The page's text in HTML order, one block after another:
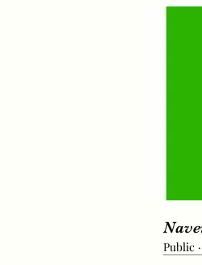
Public ·